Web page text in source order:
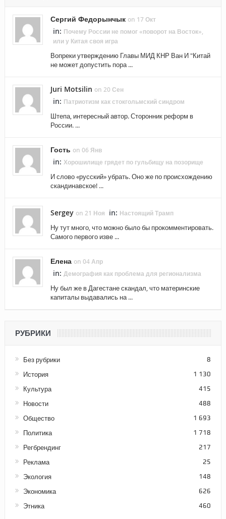
Сергий Федорынчык on 17 Окт
in: Почему России не помог «поворот на Восток»,
или у Китая своя игра
Вопреки утверждению Главы МИД КНР Ван И "Китай
не может допустить пора ...
Juri Motsilin on 20 Сен
in: Патриотизм как стокгольмский синдром
Штепа, интересный автор. Сторонник реформ в
России. ...
Гость on 06 Янв
in: Хорошилище грядет по гульбищу на позорище
И слово «русский» убрать. Оно же по происхождению
скандинавское! ...
Sergey on 21 Ноя in: Настоящий Трамп
Ну тут много, что можно было бы прокомментировать.
Самого первого изве ...
Елена on 04 Апр
in: Демография как проблема для регионализма
Ну был же в Дагестане скандал, что материнские
капиталы выдавались на ...
РУБРИКИ
Без рубрики 8
История 1 130
Культура 415
Новости 488
Общество 1 693
Политика 1 718
Регбрендинг 217
Реклама 25
Экология 148
Экономика 626
Этника 460